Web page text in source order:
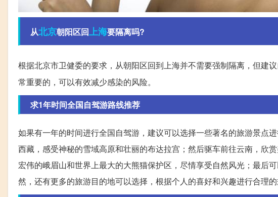
从北京朝阳区回上海要隔离吗?
根据北京市卫健委的要求，从朝阳区回到上海并不需要强制隔离，但建
常重要的，可以有效减少感染的风险。
求1年时间全国自驾游路线推荐
如果有一年的时间进行全国自驾游，建议可以选择一些著名的旅游景点
西藏，感受神秘的雪域高原和壮丽的布达拉宫；然后驱车前往云南，欣
宏伟的峨眉山和世界上最大的大熊猫保护区，尽情享受自然风光；最后
然，还有更多的旅游目的地可以选择，根据个人的喜好和兴趣进行合理的